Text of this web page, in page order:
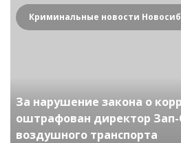
За нарушение закона о
оштрафован директор
воздушного транспорта